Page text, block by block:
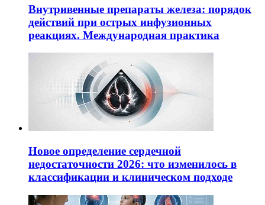
Внутривенные препараты железа: порядок
действий при острых инфузионных
реакциях. Международная практика
Новое определение сердечной
недостаточности 2026: что изменилось в
классификации и клиническом подходе